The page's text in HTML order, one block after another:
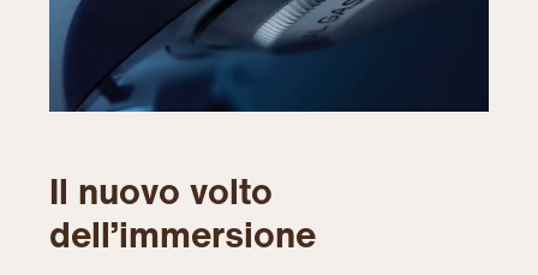
Il nuovo volto
dell’immersione